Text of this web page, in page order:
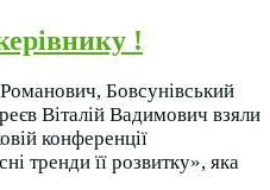
!
Бовсунівський
Віталій Вадимович взяли
конференції
тренди її розвитку», яка